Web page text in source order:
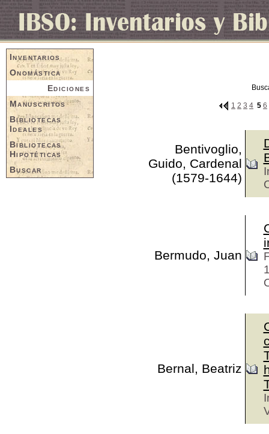
Inventarios
Onomástica
Ediciones
Manuscritos
Bibliotecas
Ideales
Bibliotecas
Hipotéticas
Buscar
1 2 3 4 5 6
Bentivoglio,
Guido, Cardenal
(1579-1644)
Bermudo, Juan
Bernal, Beatriz